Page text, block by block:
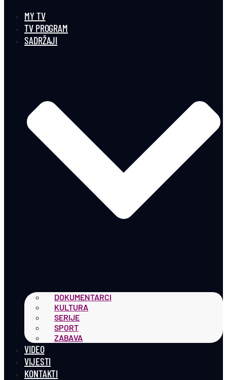
MY TV
TV PROGRAM
SADRŽAJI
DOKUMENTARCI
KULTURA
SERIJE
SPORT
ZABAVA
VIDEO
VIJESTI
KONTAKTI